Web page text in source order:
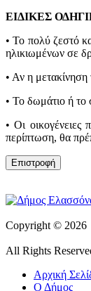
ΕΙΔΙΚΕΣ
• Το πολύ ζεστό
ηλικιωμένων σε
• Αν η
• Το δωμάτιο ή το
• Οι
περίπτωση, θα
Copyright © 2026
All Rights
Αρχική
Ο Δήμος